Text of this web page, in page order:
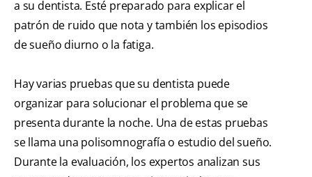
a su dentista. Esté preparado para explicar el
patrón de ruido que nota y también los episodios
de sueño diurno o la fatiga.
Hay varias pruebas que su dentista puede
organizar para solucionar el problema que se
presenta durante la noche. Una de estas pruebas
se llama una polisomnografía o estudio del sueño.
Durante la evaluación, los expertos analizan sus